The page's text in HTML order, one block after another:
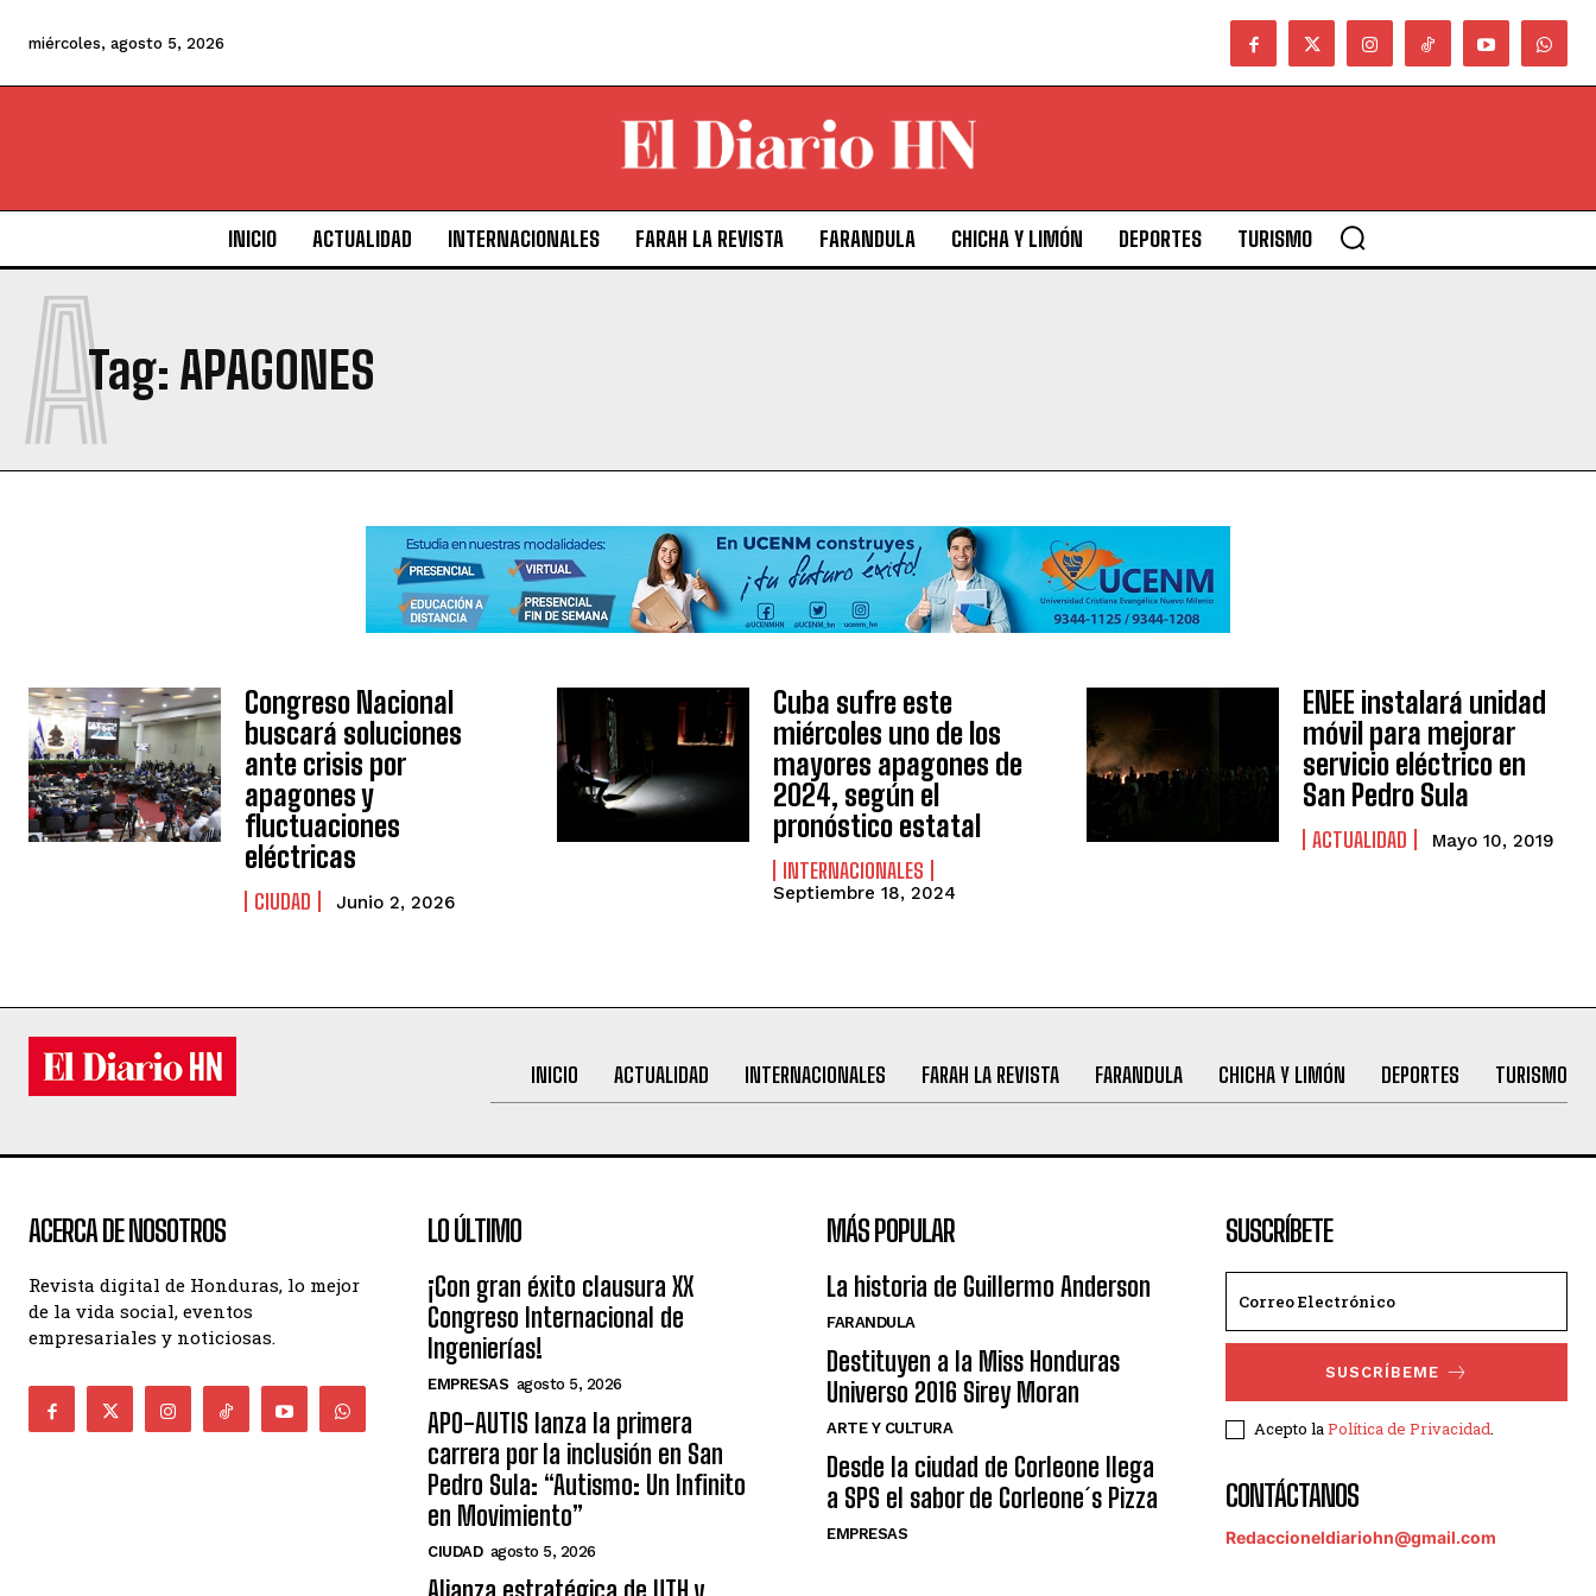
miércoles, agosto 5, 2026
INICIO ACTUALIDAD INTERNACIONALES FARAH LA REVISTA FARANDULA CHICHA Y LIMÓN DEPORTES TURISMO
Tag: APAGONES
A
Congreso Nacional
buscará soluciones
ante crisis por
apagones y
fluctuaciones
eléctricas
CIUDAD Junio 2, 2026
Cuba sufre este
miércoles uno de los
mayores apagones de
2024, según el
pronóstico estatal
INTERNACIONALES
Septiembre 18, 2024
ENEE instalará unidad
móvil para mejorar
servicio eléctrico en
San Pedro Sula
ACTUALIDAD Mayo 10, 2019
INICIO ACTUALIDAD INTERNACIONALES FARAH LA REVISTA FARANDULA CHICHA Y LIMÓN DEPORTES TURISMO
ACERCA DE NOSOTROS
Revista digital de Honduras, lo mejor
de la vida social, eventos
empresariales y noticiosas.
LO ÚLTIMO
¡Con gran éxito clausura XX
Congreso Internacional de
Ingenierías!
EMPRESAS agosto 5, 2026
APO-AUTIS lanza la primera
carrera por la inclusión en San
Pedro Sula: “Autismo: Un Infinito
en Movimiento”
CIUDAD agosto 5, 2026
MÁS POPULAR
La historia de Guillermo Anderson
FARANDULA
Destituyen a la Miss Honduras
Universo 2016 Sirey Moran
ARTE Y CULTURA
Desde la ciudad de Corleone llega
a SPS el sabor de Corleone´s Pizza
EMPRESAS
SUSCRÍBETE
SUSCRÍBEME
Acepto laPolítica de Privacidad.
CONTÁCTANOS
Redaccioneldiariohn@gmail.com